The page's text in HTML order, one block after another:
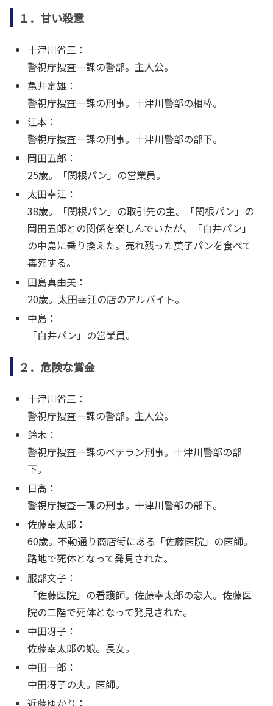
１．甘い殺意
十津川省三：
警視庁捜査一課の警部。主人公。
亀井定雄：
警視庁捜査一課の刑事。十津川警部の相棒。
江本：
警視庁捜査一課の刑事。十津川警部の部下。
岡田五郎：
25歳。「関根パン」の営業員。
太田幸江：
38歳。「関根パン」の取引先の主。「関根パン」の
岡田五郎との関係を楽しんでいたが、「白井パン」
の中島に乗り換えた。売れ残った菓子パンを食べて
毒死する。
田島真由美：
20歳。太田幸江の店のアルバイト。
中島：
「白井パン」の営業員。
２．危険な賞金
十津川省三：
警視庁捜査一課の警部。主人公。
鈴木：
警視庁捜査一課のベテラン刑事。十津川警部の部
下。
日高：
警視庁捜査一課の刑事。十津川警部の部下。
佐藤幸太郎：
60歳。不動通り商店街にある「佐藤医院」の医師。
路地で死体となって発見された。
服部文子：
「佐藤医院」の看護師。佐藤幸太郎の恋人。佐藤医
院の二階で死体となって発見された。
中田冴子：
佐藤幸太郎の娘。長女。
中田一郎：
中田冴子の夫。医師。
近藤ゆかり：